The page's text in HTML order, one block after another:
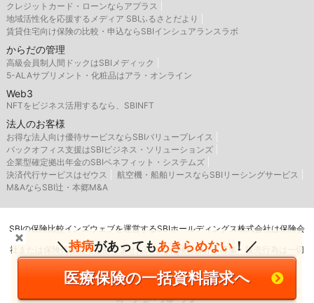
クレジットカード・ローンならアプラス
地域活性化を応援するメディア SBIふるさとだより
賃貸住宅向け保険の比較・申込ならSBIインシュアランスラボ
からだの管理
高級会員制人間ドックはSBIメディック
5-ALAサプリメント・化粧品はアラ・オンライン
Web3
NFTをビジネス活用するなら、SBINFT
法人のお客様
お得な法人向け優待サービスならSBIバリュープレイス
バックオフィス支援はSBIビジネス・ソリューションズ
企業型確定拠出年金のSBIベネフィット・システムズ
決済代行サービスはゼウス
航空機・船舶リースならSBIリーシングサービス
M&AならSBI辻・本郷M&A
SBIの保険比較インズウェブを運営するSBIホールディングス株式会社は保険会
社または保険代理店ではありませんので、保険の媒介・募集・販売行為は一切
行いません。
＼持病があってもあきらめない ！／
医療保険の一括資料請求へ